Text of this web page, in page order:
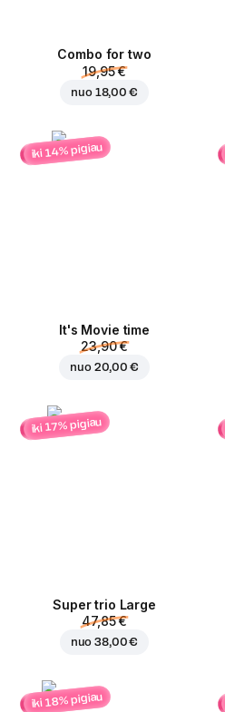
Combo for two
19,95 €
nuo 18,00 €
iki 14% pigiau
It's Movie time
23,90 €
nuo 20,00 €
iki 17% pigiau
Super trio Large
47,85 €
nuo38,00 €
iki 18% pigiau